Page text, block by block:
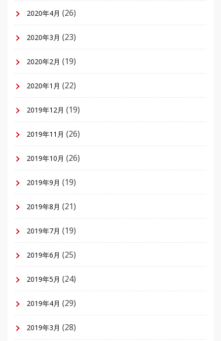
2020年4月 (26)
2020年3月 (23)
2020年2月 (19)
2020年1月 (22)
2019年12月 (19)
2019年11月 (26)
2019年10月 (26)
2019年9月 (19)
2019年8月 (21)
2019年7月 (19)
2019年6月 (25)
2019年5月 (24)
2019年4月 (29)
2019年3月 (28)